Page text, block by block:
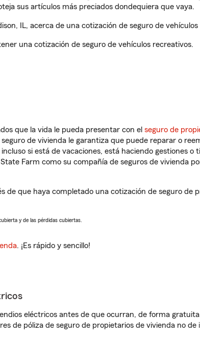
sus artículos más preciados dondequiera que vaya.
IL, acerca de una cotización de seguro de
una cotización de seguro de vehículos recreativos.
que la vida le pueda presentar con el seguro de
seguro de vivienda le garantiza que puede reparar o
si está de vacaciones, está haciendo gestiones o
Farm como su compañía de seguros de vivienda
de que haya completado una cotización de seguro de
y de las pérdidas cubiertas.
. ¡Es rápido y sencillo!
eléctricos antes de que ocurran, de forma
de póliza de seguro de propietarios de vivienda no